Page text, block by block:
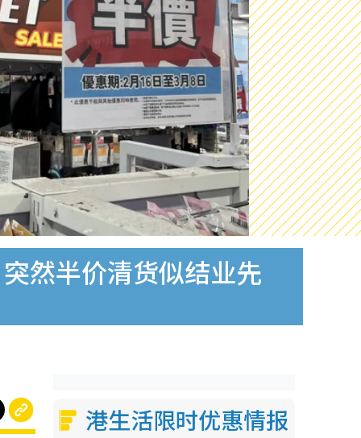
然半价清货似结业先
港生活限时优惠情报